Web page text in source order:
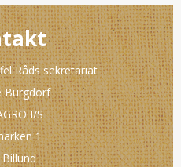
Råds sekretariat
Burgdorf
I/S
1